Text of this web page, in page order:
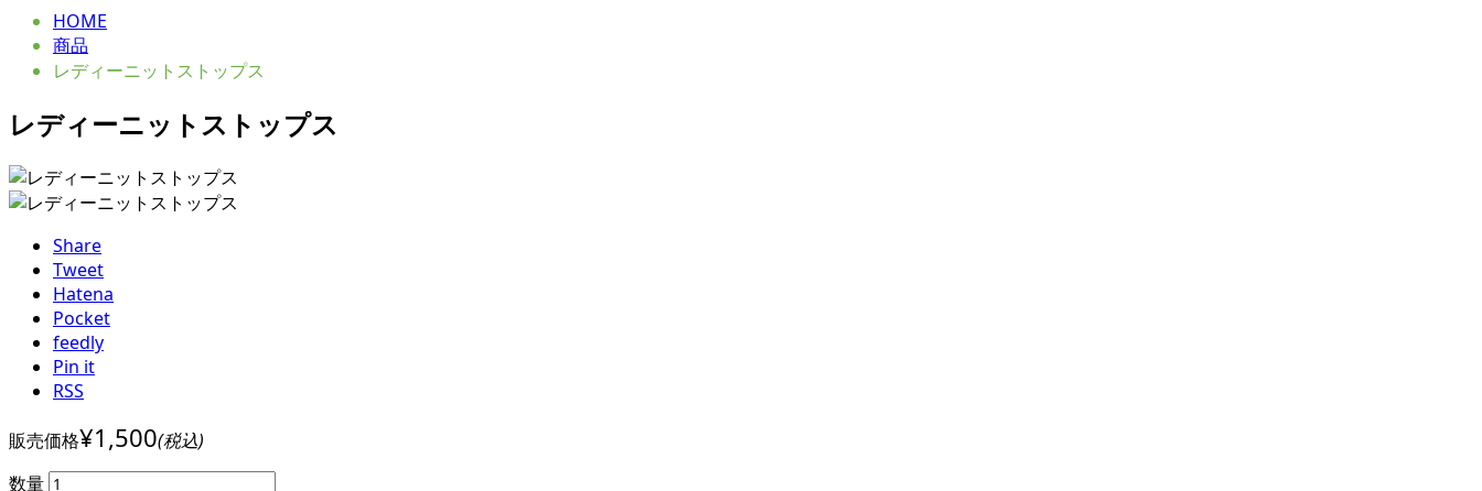
HOME
商品
レディーニットストップス
レディーニットストップス
Share
Tweet
Hatena
Pocket
feedly
Pin it
RSS
販売価格¥1,500(税込)
数量